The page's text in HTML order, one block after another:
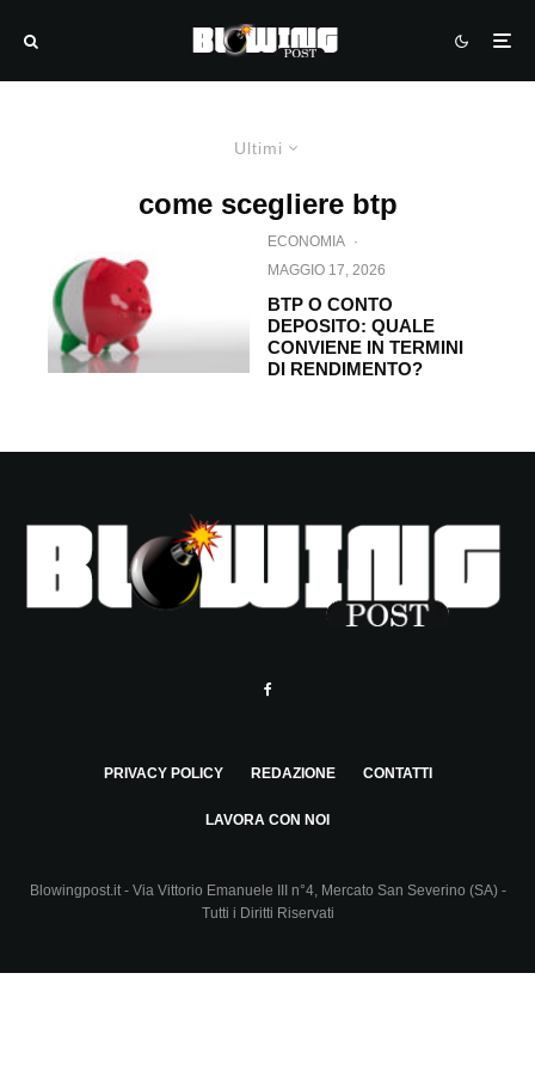
Ultimi
come scegliere btp
ECONOMIA ·
MAGGIO 17, 2026
BTP O CONTO
DEPOSITO: QUALE
CONVIENE IN TERMINI
DI RENDIMENTO?
PRIVACY POLICY REDAZIONE CONTATTI
LAVORA CON NOI
Blowingpost.it - Via Vittorio Emanuele III n°4, Mercato San Severino (SA) -
Tutti i Diritti Riservati